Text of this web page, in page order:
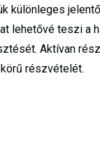
különleges
lehetővé teszi
Aktívan
részvételét.